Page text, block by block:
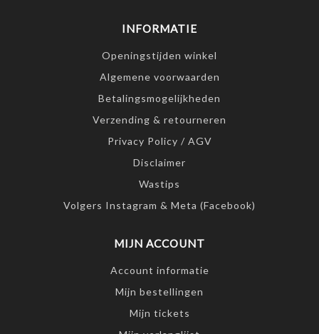
INFORMATIE
Openingstijden winkel
Algemene voorwaarden
Betalingsmogelijkheden
Verzending & retourneren
Privacy Policy / AGV
Disclaimer
Wastips
Volgers Instagram & Meta (Facebook)
MIJN ACCOUNT
Account informatie
Mijn bestellingen
Mijn tickets